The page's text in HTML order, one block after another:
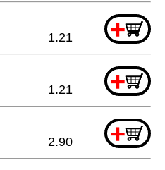
+
1.21
+
1.21
+
2.90